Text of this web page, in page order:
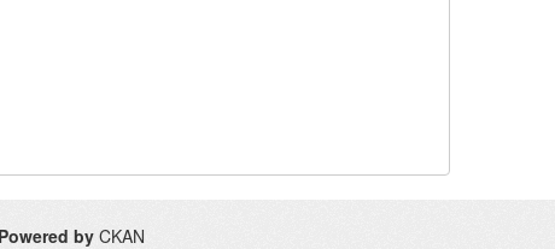
Powered by CKAN